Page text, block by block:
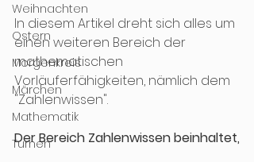
Weihnachten
Ostern
Morgenkreis
Märchen
Mathematik
Turnen
In diesem Artikel dreht sich alles um
einen weiteren Bereich der
mathematischen
Vorläuferfähigkeiten, nämlich dem
"Zahlenwissen".
Der Bereich Zahlenwissen beinhaltet,